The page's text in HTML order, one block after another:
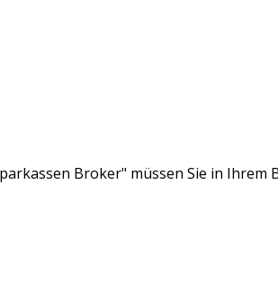
Broker" müssen Sie in Ihrem